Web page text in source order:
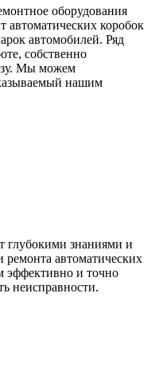
оборудования
автоматических коробок
автомобилей. Ряд
собственно
Мы можем
нашим
глубокими знаниями и
автоматических
эффективно и точно
неисправности.